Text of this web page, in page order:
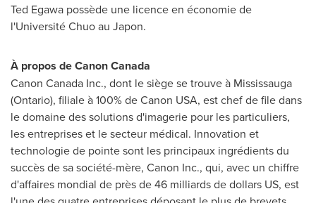
Ted Egawa possède une licence en économie de
l'Université Chuo au Japon.
À propos de Canon Canada
Canon Canada Inc., dont le siège se trouve à Mississauga
(Ontario), filiale à 100% de Canon USA, est chef de file dans
le domaine des solutions d'imagerie pour les particuliers,
les entreprises et le secteur médical. Innovation et
technologie de pointe sont les principaux ingrédients du
succès de sa société-mère, Canon Inc., qui, avec un chiffre
d'affaires mondial de près de 46 milliards de dollars US, est